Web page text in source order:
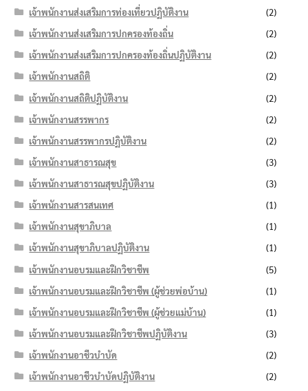
เจ้าพนักงานส่งเสริมการท่องเที่ยวปฏิบัติงาน
(2)
เจ้าพนักงานส่งเสริมการปกครองท้องถิ่น
(2)
เจ้าพนักงานส่งเสริมการปกครองท้องถิ่นปฏิบัติงาน
(2)
เจ้าพนักงานสถิติ
(2)
เจ้าพนักงานสถิติปฏิบัติงาน
(2)
เจ้าพนักงานสรรพากร
(2)
เจ้าพนักงานสรรพากรปฏิบัติงาน
(2)
เจ้าพนักงานสาธารณสุข
(3)
เจ้าพนักงานสาธารณสุขปฏิบัติงาน
(3)
เจ้าพนักงานสารสนเทศ
(1)
เจ้าพนักงานสุขาภิบาล
(1)
เจ้าพนักงานสุขาภิบาลปฏิบัติงาน
(1)
เจ้าพนักงานอบรมและฝึกวิชาชีพ
(5)
เจ้าพนักงานอบรมและฝึกวิชาชีพ (ผู้ช่วยพ่อบ้าน)
(1)
เจ้าพนักงานอบรมและฝึกวิชาชีพ (ผู้ช่วยแม่บ้าน)
(1)
เจ้าพนักงานอบรมและฝึกวิชาชีพปฏิบัติงาน
(3)
เจ้าพนักงานอาชีวบำบัด
(2)
เจ้าพนักงานอาชีวบำบัดปฏิบัติงาน
(2)